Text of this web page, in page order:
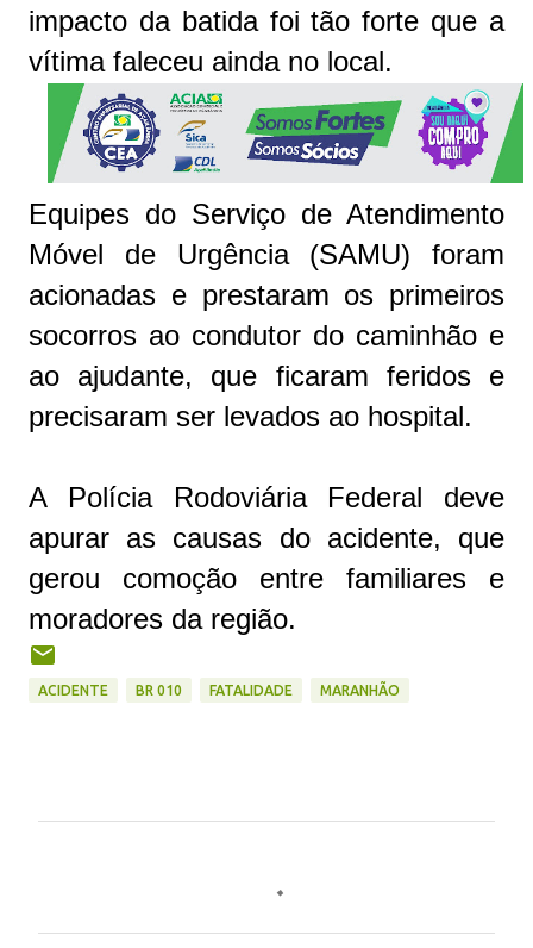
impacto da batida foi tão forte que a
vítima faleceu ainda no local.
Equipes do Serviço de Atendimento
Móvel de Urgência (SAMU) foram
acionadas e prestaram os primeiros
socorros ao condutor do caminhão e
ao ajudante, que ficaram feridos e
precisaram ser levados ao hospital.
A Polícia Rodoviária Federal deve
apurar as causas do acidente, que
gerou comoção entre familiares e
moradores da região.
ACIDENTE BR 010 FATALIDADE MARANHÃO